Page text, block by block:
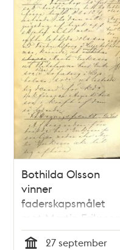
och
teman
Bothilda Olsson
vinner
faderskapsmålet
mot Martin Eriksson
27 september